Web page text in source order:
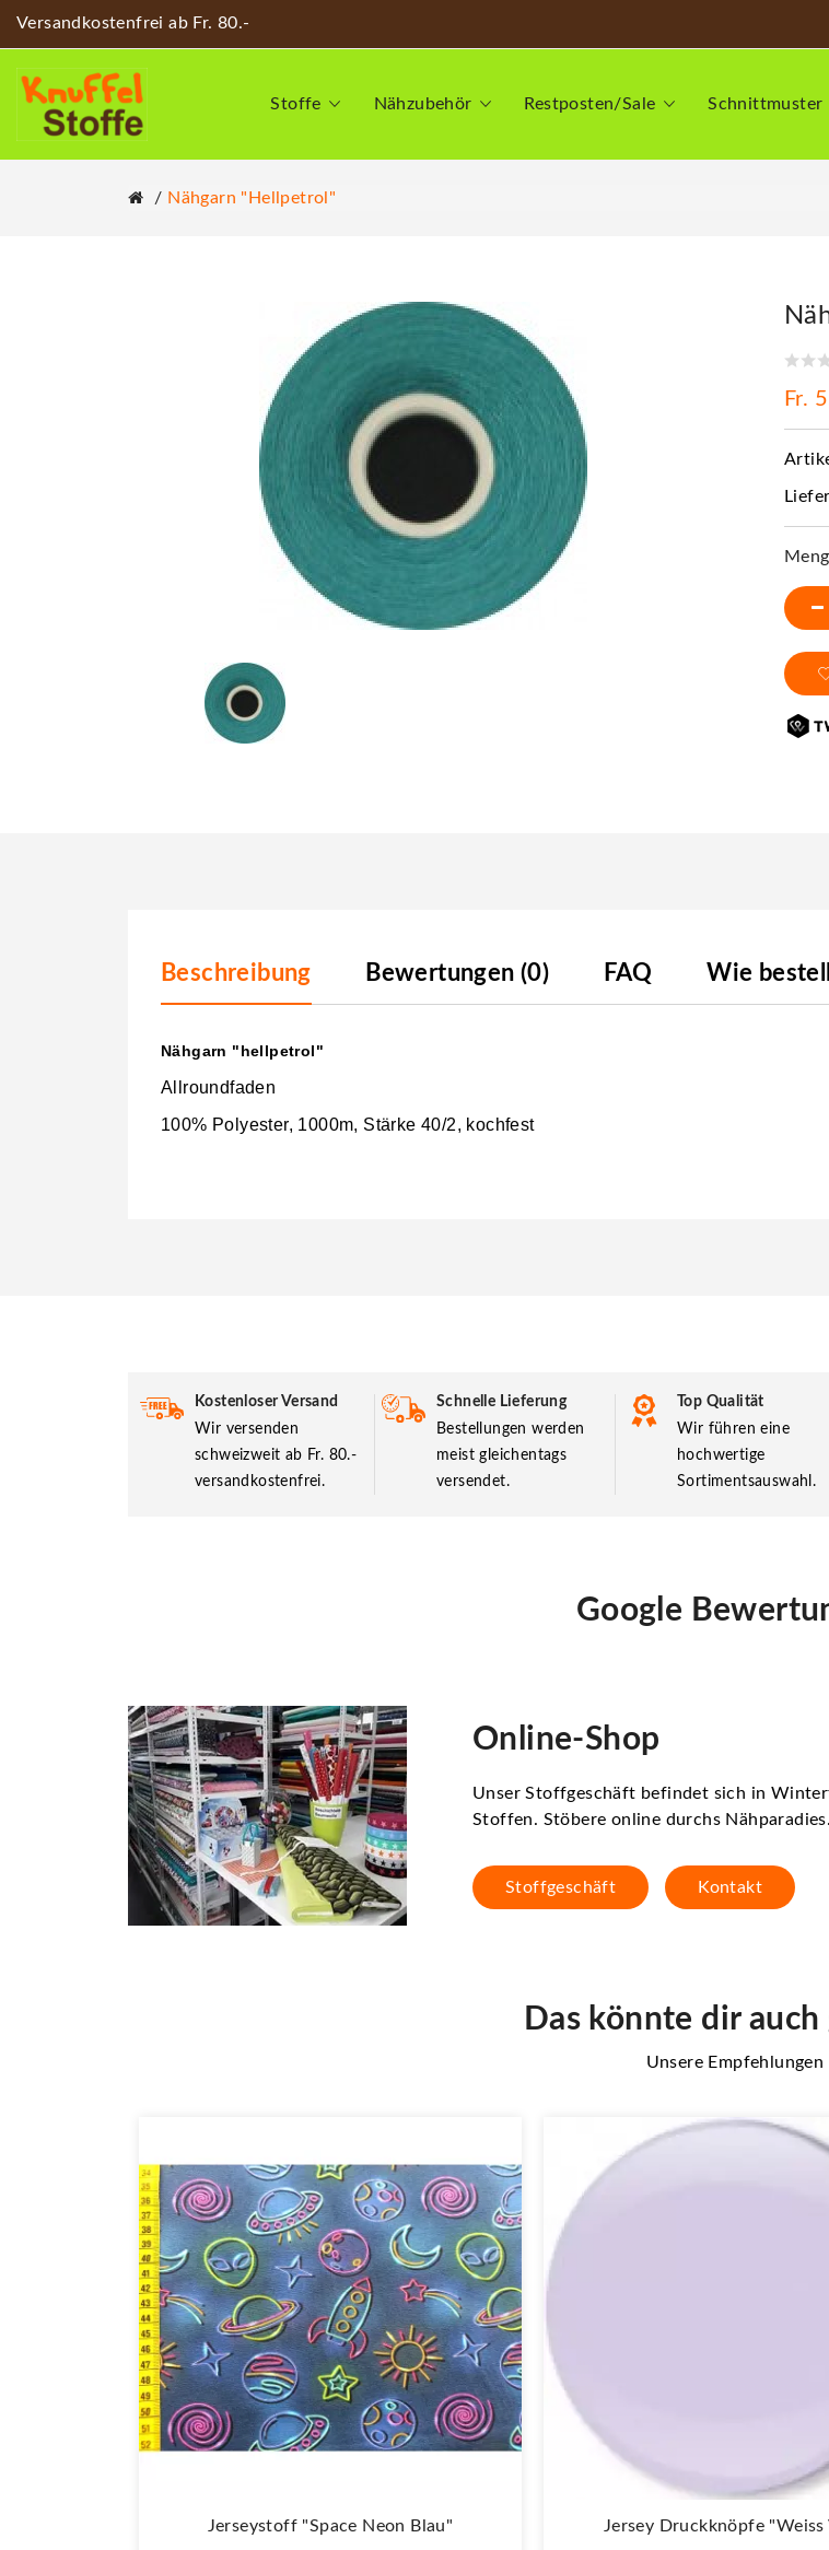
Versandkostenfrei ab Fr. 80.-
Stoffe Nähzubehör Restposten/Sale Schnittmuster
Nähgarn "hellpetrol"
Fr.
Beschreibung Bewertungen (0) FAQ Wie
Nähgarn "hellpetrol"
Allroundfaden
100% Polyester, 1000m, Stärke 40/2, kochfest
Kostenloser Versand
Wir versenden
schweizweit ab Fr. 80.-
versandkostenfrei.
Schnelle Lieferung
Bestellungen werden
meist gleichentags
versendet.
Top Qualität
Wir führen eine
hochwertige
Sortimentsauswahl.
Google
Online-Shop
Unser Stoffgeschäft befindet sich in
Stoffen. Stöbere online durchs
Stoffgeschäft Kontakt
Das könnte dir
Unsere Empfehlungen
Jerseystoff "Space Neon Blau" Jersey Druckknöpfe "Weiss